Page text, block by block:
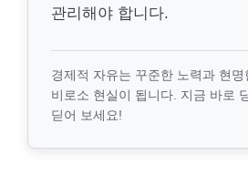
관리해야 합니다.
경제적 자유는 꾸준한 노력과 현
비로소 현실이 됩니다. 지금 바로
딛어 보세요!